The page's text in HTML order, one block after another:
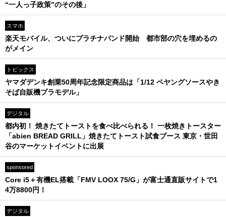
“一人っ子政策”のその後」
スマホ
楽天モバイル、ついにプラチナバンド開始 都市部の穴を埋めるの
がメイン
トピックス
ヤマダデンキ創業50周年記念限定商品は「1/12 ペヤングソースやき
そば自販機プラモデル」
デジタル
都内初！ 焼きたてトーストを食べ比べられる！ 一枚焼きトースター
「abien BREAD GRILL」焼きたてトースト試食ブース 東京・世田
谷のマーケットイベントに出展
sponsored
Core i5＋有機EL搭載「FMV LOOX 75/G」が富士通直販サイトで1
4万8800円！
デジタル